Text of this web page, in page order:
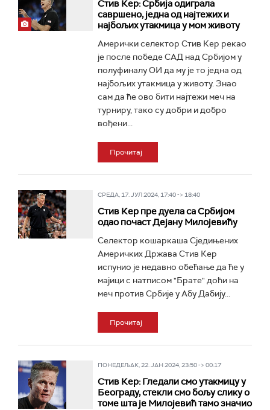
Стив Кер: Србија одиграла
савршено, једна од најтежих и
најбољих утакмица у мом животу
Амерички селектор Стив Кер рекао
је после победе САД над Србијом у
полуфиналу ОИ да му је то једна од
најбољих утакмица у животу. Знао
сам да ће ово бити најтежи меч на
турниру, тако су добри и добро
вођени...
Прочитај
СРЕДА, 17. ЈУЛ 2024, 17:40 -> 18:40
Стив Кер пре дуела са Србијом
одао почаст Дејану Милојевићу
Селектор кошаркаша Сједињених
Америчких Држава Стив Кер
испунио је недавно обећање да ће у
мајици с натписом "Брате" доћи на
меч против Србије у Абу Дабију...
Прочитај
ПОНЕДЕЉАК, 22. ЈАН 2024, 23:50 -> 00:17
Стив Кер: Гледали смо утакмицу у
Београду, стекли смо бољу слику о
томе шта је Милојевић тамо значио